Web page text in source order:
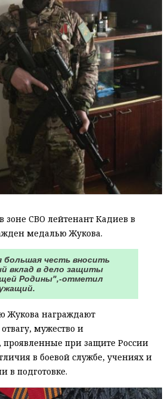
зоне СВО лейтенант Кадиев в
медалью Жукова.
большая честь вносить
вклад в дело защиты
Родины",-отметил
Жукова награждают
мужество и
проявленные при защите России
в боевой службе, учениях и
в подготовке.